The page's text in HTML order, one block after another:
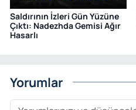
Saldırının İzleri Gün Yüzüne
Çıktı: Nadezhda Gemisi Ağır
Hasarlı
Yorumlar